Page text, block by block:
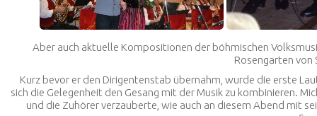
Aber auch aktuelle Kompositionen der böhmischen
Rosengarten von
Kurz bevor er den Dirigentenstab übernahm, wurde die erste
sich die Gelegenheit den Gesang mit der Musik zu kombinieren.
und die Zuhörer verzauberte, wie auch an diesem Abend mit